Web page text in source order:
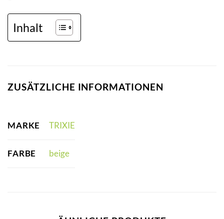
Inhalt
ZUSÄTZLICHE INFORMATIONEN
MARKE TRIXIE
FARBE beige